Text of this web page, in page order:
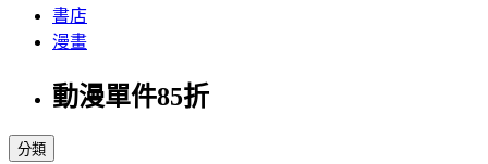
書店
漫畫
動漫單件85折
分類